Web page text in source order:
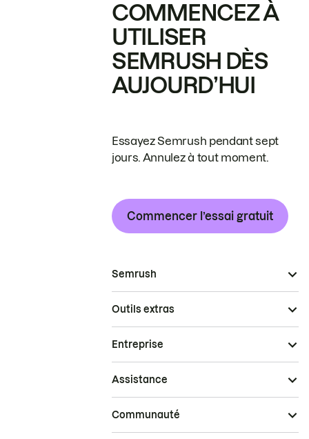
COMMENCEZ À
UTILISER
SEMRUSH DÈS
AUJOURD’HUI
Essayez Semrush pendant sept
jours. Annulez à tout moment.
Commencer l’essai gratuit
Semrush
Outils extras
Entreprise
Assistance
Communauté